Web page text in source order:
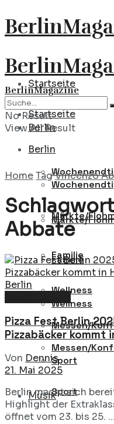
Startseite
Berlin
Märkte/
Familie
Wellness
Messen/
Sport
Startseite
Berlin
Märkte/
Familie
Wellness
Messen/
Sport
Musik
BerlinMagazine
No Result
View All Result
HomeTagVincenzo
Abbate
Pizza Fest Berlin
Pizzabäcker kommt
Von Dennis
21. Mai 2025
Berlin macht sich
Highlight der
öffnet vom 23. bis 25. ...